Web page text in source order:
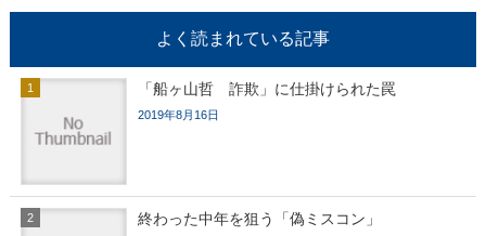
よく読まれている記事
「船ヶ山哲 詐欺」に仕掛けられた罠
2019年8月16日
終わった中年を狙う「偽ミスコン」